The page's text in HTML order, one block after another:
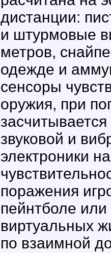
дистанции:
и штурмовые
метров,
одежде и
сенсоры
оружия, при
звуковой и
электроники
поражения
пейнтболе
виртуальных
по взаимной